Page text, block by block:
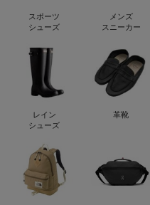
スポーツ
シューズ
メンズ
スニーカー
レイン
シューズ
革靴